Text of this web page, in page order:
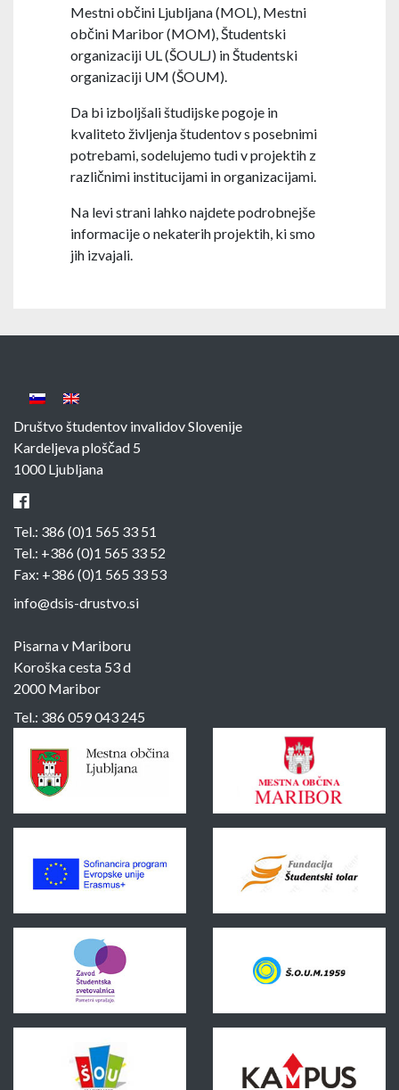
Mestni občini Ljubljana (MOL), Mestni
občini Maribor (MOM), Študentski
organizaciji UL (ŠOULJ) in Študentski
organizaciji UM (ŠOUM).
Da bi izboljšali študijske pogoje in
kvaliteto življenja študentov s posebnimi
potrebami, sodelujemo tudi v projektih z
različnimi institucijami in organizacijami.
Na levi strani lahko najdete podrobnejše
informacije o nekaterih projektih, ki smo
jih izvajali.
Društvo študentov invalidov Slovenije
Kardeljeva ploščad 5
1000 Ljubljana
Tel.: 386 (0)1 565 33 51
Tel.: +386 (0)1 565 33 52
Fax: +386 (0)1 565 33 53
info@dsis-drustvo.si
Pisarna v Mariboru
Koroška cesta 53 d
2000 Maribor
Tel.: 386 059 043 245